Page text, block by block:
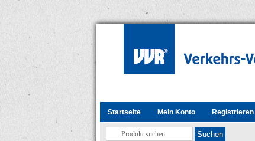
Startseite Mein Konto Registrieren